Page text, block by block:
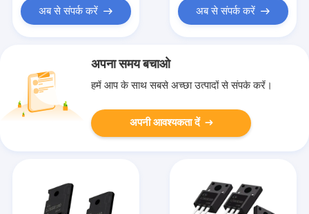
अब से संपर्क करें अब से संपर्क करें
अपना समय बचाओ
हमें आप के साथ सबसे अच्छा उत्पादों से संपर्क करें।
अपनी आवश्यकता दें